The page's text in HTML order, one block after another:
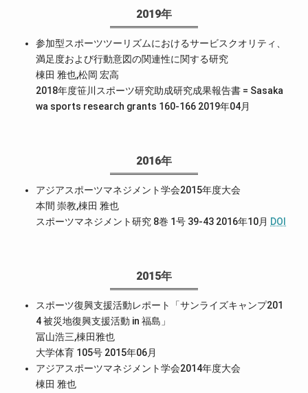
2019年
参加型スポーツツーリズムにおけるサービスクオリティ、
満足度および行動意図の関連性に関する研究
棟田 雅也,松岡 宏高
2018年度笹川スポーツ研究助成研究成果報告書 = Sasaka
wa sports research grants 160-166 2019年04月
2016年
アジアスポーツマネジメント学会2015年度大会
本間 崇教,棟田 雅也
スポーツマネジメント研究 8巻 1号 39-43 2016年10月 DOI
2015年
スポーツ復興支援活動レポート「サンライズキャンプ201
4 被災地復興支援活動 in 福島」
冨山浩三,棟田雅也
大学体育 105号 2015年06月
アジアスポーツマネジメント学会2014年度大会
棟田 雅也